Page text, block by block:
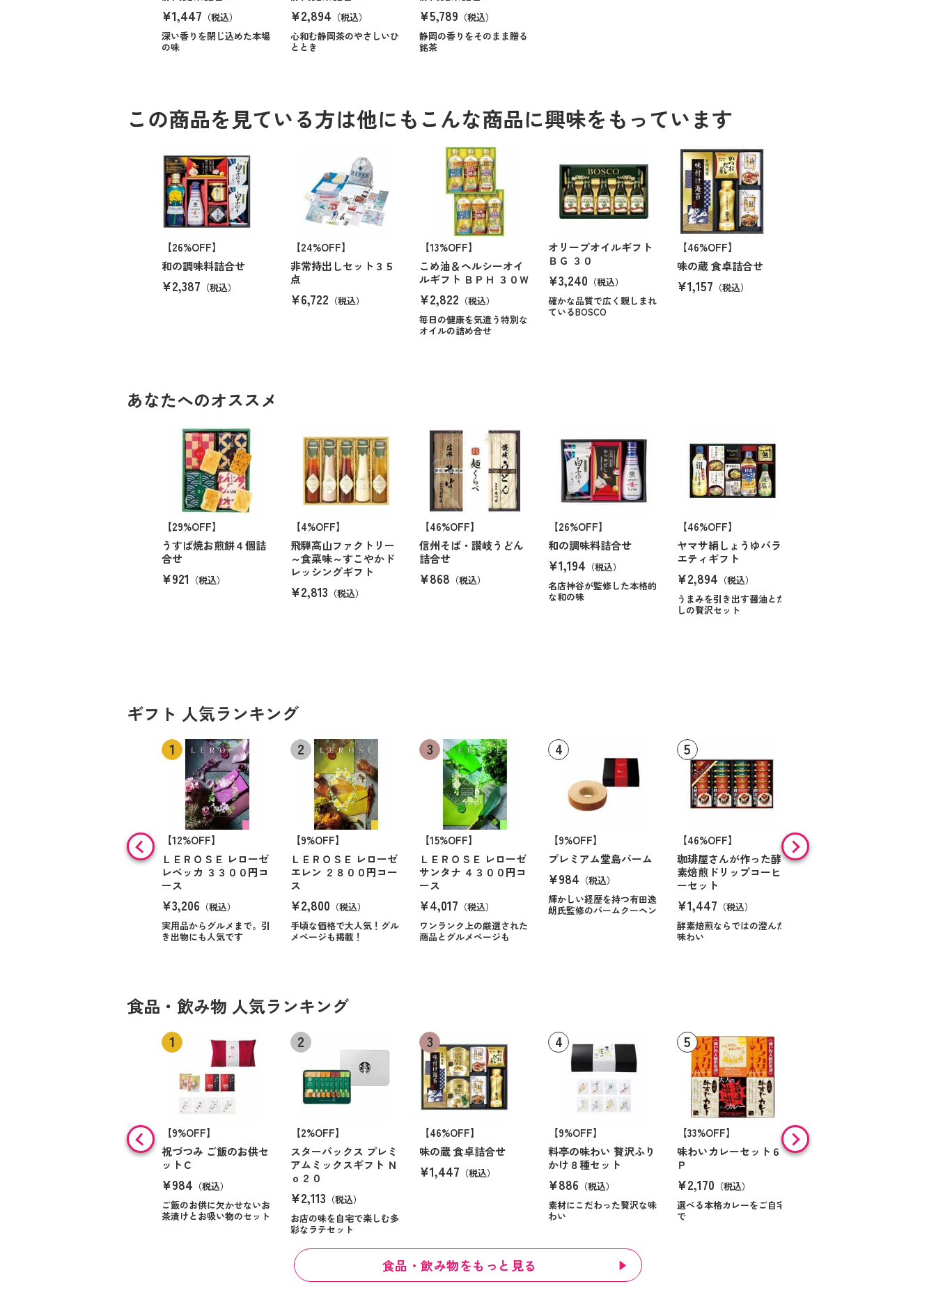
¥1,447 （税込）
深い香りを閉じ込めた本場
の味
¥2,894 （税込）
心和む静岡茶のやさしいひ
ととき
¥5,789 （税込）
静岡の香りをそのまま贈る
銘茶
この商品を見ている方は他にもこんな商品に興味をもっています
【26%OFF】
和の調味料詰合せ
¥2,387 （税込）
【24%OFF】
非常持出しセット３５
点
¥6,722 （税込）
【13%OFF】
こめ油＆ヘルシーオイ
ルギフト ＢＰＨ ３０Ｗ
¥2,822 （税込）
毎日の健康を気遣う特別な
オイルの詰め合せ
オリーブオイルギフト
ＢＧ ３０
¥3,240 （税込）
確かな品質で広く親しまれ
ているBOSCO
【46%OFF】
味の蔵 食卓詰合せ
¥1,157 （税込）
あなたへのオススメ
【29%OFF】
うすば焼お煎餅４個詰
合せ
¥921 （税込）
【4%OFF】
飛騨高山ファクトリー
～食菜味～すこやかド
レッシングギフト
¥2,813 （税込）
【46%OFF】
信州そば・讃岐うどん
詰合せ
¥868 （税込）
【26%OFF】
和の調味料詰合せ
¥1,194 （税込）
名店神谷が監修した本格的
な和の味
【46%OFF】
ヤマサ絹しょうゆバラ
エティギフト
¥2,894 （税込）
うまみを引き出す醤油とだ
しの贅沢セット
ギフト 人気ランキング
【12%OFF】
ＬＥＲＯＳＥ レローゼ
レベッカ ３３００円コ
ース
¥3,206 （税込）
実用品からグルメまで。引
き出物にも人気です
【9%OFF】
ＬＥＲＯＳＥ レローゼ
エレン ２８００円コー
ス
¥2,800 （税込）
手頃な価格で大人気！グル
メページも掲載！
【15%OFF】
ＬＥＲＯＳＥ レローゼ
サンタナ ４３００円コ
ース
¥4,017 （税込）
ワンランク上の厳選された
商品とグルメページも
【9%OFF】
プレミアム堂島バーム
¥984 （税込）
輝かしい経歴を持つ有田逸
朗氏監修のバームクーヘン
【46%OFF】
珈琲屋さんが作った酵
素焙煎ドリップコーヒ
ーセット
¥1,447 （税込）
酵素焙煎ならではの澄んだ
味わい
【9%OFF】
アラン・ド・パリ ショ
食品・飲み物 人気ランキング
【9%OFF】
祝づつみ ご飯のお供セ
ットＣ
¥984 （税込）
ご飯のお供に欠かせないお
茶漬けとお吸い物のセット
【2%OFF】
スターバックス プレミ
アムミックスギフト Ｎ
ｏ２０
¥2,113 （税込）
お店の味を自宅で楽しむ多
彩なラテセット
【46%OFF】
味の蔵 食卓詰合せ
¥1,447 （税込）
【9%OFF】
料亭の味わい 贅沢ふり
かけ８種セット
¥886 （税込）
素材にこだわった贅沢な味
わい
【33%OFF】
味わいカレーセット６
Ｐ
¥2,170 （税込）
選べる本格カレーをご自宅
で
【9%OFF】
味の素 「クノールＲ」
食品・飲み物をもっと見る